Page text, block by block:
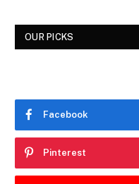
OUR PICKS
Facebook
Pinterest